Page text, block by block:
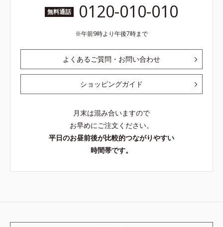
無料通話 0120-010-010
午前9時より午後7時まで
よくあるご質問・お問い合わせ
ショッピングガイド
月末は混み合いますので
お早めにご注文ください。
平日のお昼前後が比較的つながりやすい
時間帯です。